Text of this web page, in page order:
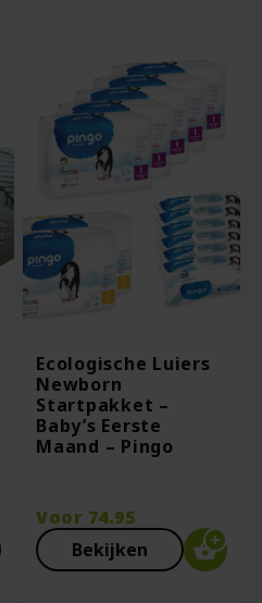
Ecologische Luiers
Newborn
Startpakket –
Baby’s Eerste
Maand – Pingo
Voor 74.95
Bekijken